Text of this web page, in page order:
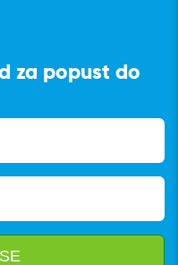
za popust do